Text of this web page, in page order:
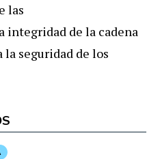
las
integridad de la cadena
seguridad de los